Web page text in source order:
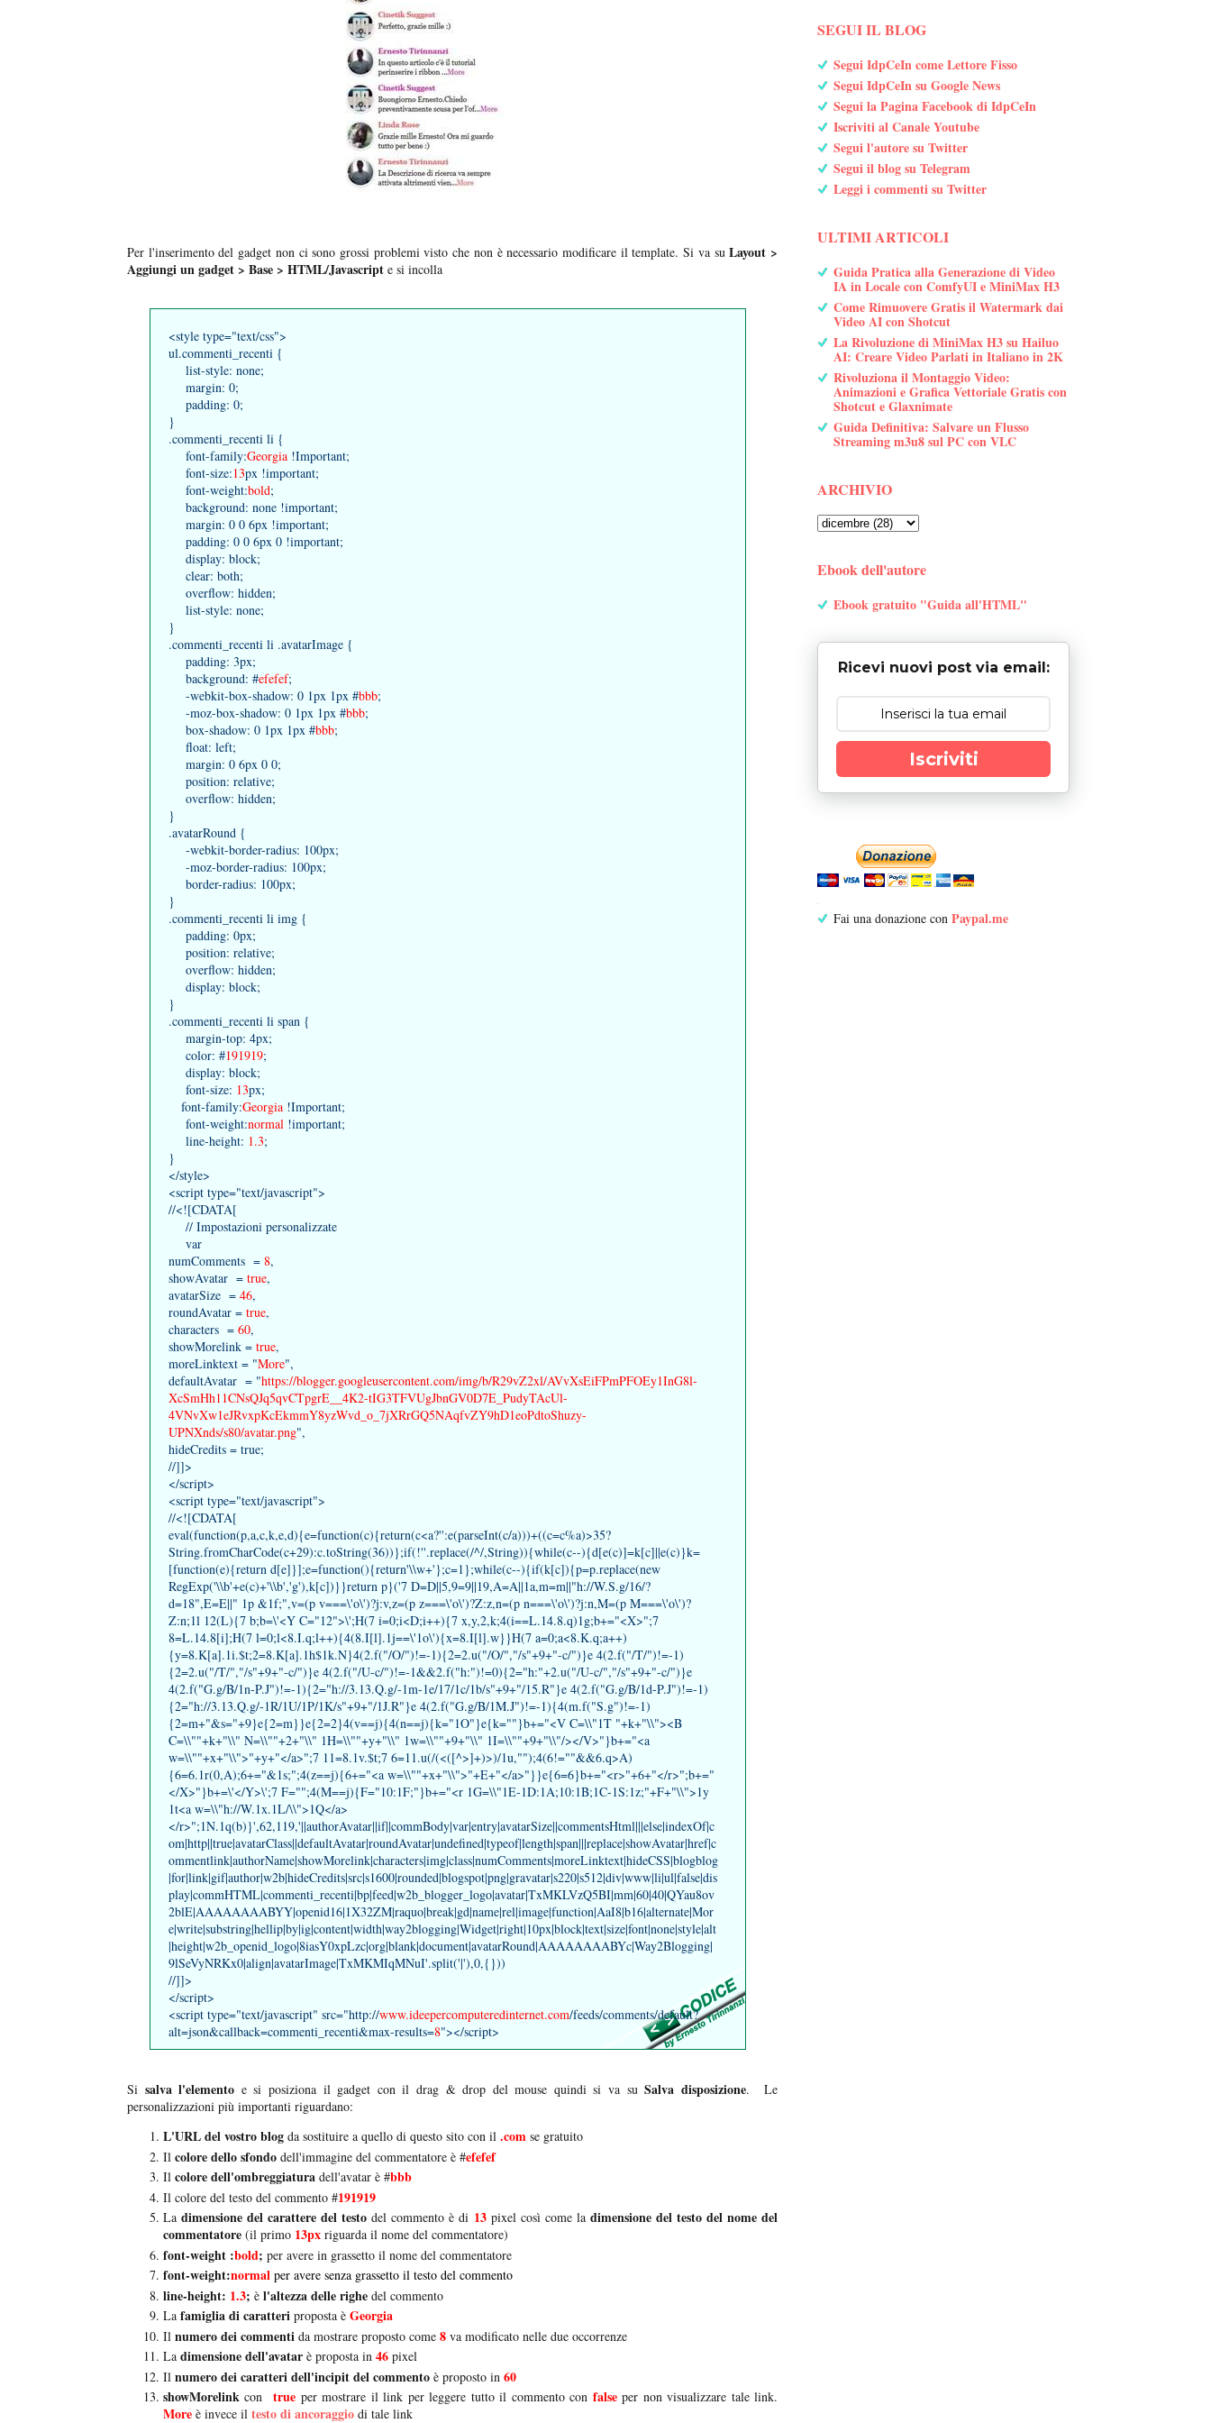
Per l'inserimento del gadget non ci sono grossi problemi visto che non è necessario modificare il template. Si va suLayout >
Aggiungi un gadget > Base > HTML/Javascript e si incolla
<style type="text/css">
ul.commenti_recenti {
list-style: none;
margin: 0;
padding: 0;
}
.commenti_recenti li {
font-family:Georgia !Important;
font-size:13px !important;
font-weight:bold;
background: none !important;
margin: 0 0 6px !important;
padding: 0 0 6px 0 !important;
display: block;
clear: both;
overflow: hidden;
list-style: none;
}
.commenti_recenti li .avatarImage {
padding: 3px;
background: #efefef;
-webkit-box-shadow: 0 1px 1px #bbb;
-moz-box-shadow: 0 1px 1px #bbb;
box-shadow: 0 1px 1px #bbb;
float: left;
margin: 0 6px 0 0;
position: relative;
overflow: hidden;
}
.avatarRound {
-webkit-border-radius: 100px;
-moz-border-radius: 100px;
border-radius: 100px;
}
.commenti_recenti li img {
padding: 0px;
position: relative;
overflow: hidden;
display: block;
}
.commenti_recenti li span {
margin-top: 4px;
color: #191919;
display: block;
font-size: 13px;
font-family:Georgia !Important;
font-weight:normal !important;
line-height: 1.3;
}
</style>
<script type="text/javascript">
//<![CDATA[
// Impostazioni personalizzate
var
numComments = 8,
showAvatar = true,
avatarSize = 46,
roundAvatar = true,
characters = 60,
showMorelink = true,
moreLinktext = "More",
defaultAvatar = "https://blogger.googleusercontent.com/img/b/R29vZ2xl/AVvXsEiFPmPFOEy1InG8l-
XcSmHh11CNsQJq5qvCTpgrE__4K2-tIG3TFVUgJbnGV0D7E_PudyTAcUl-
4VNvXw1eJRvxpKcEkmmY8yzWvd_o_7jXRrGQ5NAqfvZY9hD1eoPdtoShuzy-
UPNXnds/s80/avatar.png",
hideCredits = true;
//]]>
</script>
<script type="text/javascript">
//<![CDATA[
eval(function(p,a,c,k,e,d){e=function(c){return(c<a?'':e(parseInt(c/a)))+((c=c%a)>35?
String.fromCharCode(c+29):c.toString(36))};if(!''.replace(/^/,String)){while(c--){d[e(c)]=k[c]||e(c)}k=
[function(e){return d[e]}];e=function(){return'\\w+'};c=1};while(c--){if(k[c]){p=p.replace(new
RegExp('\\b'+e(c)+'\\b','g'),k[c])}}return p}('7 D=D||5,9=9||19,A=A||1a,m=m||"h://W.S.g/16/?
d=18",E=E||" 1p &1f;",v=(p v===\'o\')?j:v,z=(p z===\'o\')?Z:z,n=(p n===\'o\')?j:n,M=(p M===\'o\')?
Z:n;1l 12(L){7 b;b=\'<Y C="12">\';H(7 i=0;i<D;i++){7 x,y,2,k;4(i==L.14.8.q)1g;b+="<X>";7
8=L.14.8[i];H(7 l=0;l<8.I.q;l++){4(8.I[l].1j==\'1o\'){x=8.I[l].w}}H(7 a=0;a<8.K.q;a++)
{y=8.K[a].1i.$t;2=8.K[a].1h$1k.N}4(2.f("/O/")!=-1){2=2.u("/O/","/s"+9+"-c/")}e 4(2.f("/T/")!=-1)
{2=2.u("/T/","/s"+9+"-c/")}e 4(2.f("/U-c/")!=-1&&2.f("h:")!=0){2="h:"+2.u("/U-c/","/s"+9+"-c/")}e
4(2.f("G.g/B/1n-P.J")!=-1){2="h://3.13.Q.g/-1m-1e/17/1c/1b/s"+9+"/15.R"}e 4(2.f("G.g/B/1d-P.J")!=-1)
{2="h://3.13.Q.g/-1R/1U/1P/1K/s"+9+"/1J.R"}e 4(2.f("G.g/B/1M.J")!=-1){4(m.f("S.g")!=-1)
{2=m+"&s="+9}e{2=m}}e{2=2}4(v==j){4(n==j){k="1O"}e{k=""}b+="<V C=\\"1T "+k+"\\"><B
C=\\""+k+"\\" N=\\""+2+"\\" 1H=\\""+y+"\\" 1w=\\""+9+"\\" 1I=\\""+9+"\\"/></V>"}b+="<a
w=\\""+x+"\\">"+y+"</a>";7 11=8.1v.$t;7 6=11.u(/(<([^>]+)>)/1u,"");4(6!=""&&6.q>A)
{6=6.1r(0,A);6+="&1s;";4(z==j){6+="<a w=\\""+x+"\\">"+E+"</a>"}}e{6=6}b+="<r>"+6+"</r>";b+="
</X>"}b+=\'</Y>\';7 F="";4(M==j){F="10:1F;"}b+="<r 1G=\\"1E-1D:1A;10:1B;1C-1S:1z;"+F+"\\">1y
1t<a w=\\"h://W.1x.1L/\\">1Q</a>
</r>";1N.1q(b)}',62,119,'||authorAvatar||if||commBody|var|entry|avatarSize||commentsHtml|||else|indexOf|c
om|http||true|avatarClass||defaultAvatar|roundAvatar|undefined|typeof|length|span|||replace|showAvatar|href|c
ommentlink|authorName|showMorelink|characters|img|class|numComments|moreLinktext|hideCSS|blogblog
|for|link|gif|author|w2b|hideCredits|src|s1600|rounded|blogspot|png|gravatar|s220|s512|div|www|li|ul|false|dis
play|commHTML|commenti_recenti|bp|feed|w2b_blogger_logo|avatar|TxMKLVzQ5BI|mm|60|40|QYau8ov
2blE|AAAAAAAABYY|openid16|1X32ZM|raquo|break|gd|name|rel|image|function|AaI8|b16|alternate|Mor
e|write|substring|hellip|by|ig|content|width|way2blogging|Widget|right|10px|block|text|size|font|none|style|alt
|height|w2b_openid_logo|8iasY0xpLzc|org|blank|document|avatarRound|AAAAAAAABYc|Way2Blogging|
9lSeVyNRKx0|align|avatarImage|TxMKMIqMNuI'.split('|'),0,{}))
//]]>
</script>
<script type="text/javascript" src="http://www.ideepercomputeredinternet.com/feeds/comments/default?
alt=json&callback=commenti_recenti&max-results=8"></script>
Si salva l'elemento e si posiziona il gadget con il drag & drop del mouse quindi si va suSalva disposizione. Le
personalizzazioni più importanti riguardano:
L'URL del vostro blog da sostituire a quello di questo sito con il .com se gratuito
Il colore dello sfondo dell'immagine del commentatore è #efefef
Il colore dell'ombreggiatura dell'avatar è #bbb
Il colore del testo del commento #191919
Ladimensione del carattere del testo del commento è di 13pixel così come la dimensione del testo del nome del
commentatore (il primo 13px riguarda il nome del commentatore)
font-weight :bold; per avere in grassetto il nome del commentatore
font-weight:normal per avere senza grassetto il testo del commento
line-height: 1.3; è l'altezza delle righe del commento
La famiglia di caratteri proposta è Georgia
Il numero dei commenti da mostrare proposto come 8 va modificato nelle due occorrenze
La dimensione dell'avatar è proposta in 46 pixel
Il numero dei caratteri dell'incipit del commento è proposto in 60
showMorelinkcontrue per mostrare il link per leggere tutto il commento con falseper non visualizzare tale link.
More è invece il testo di ancoraggio di tale link
SEGUI IL BLOG
Segui IdpCeIn come Lettore Fisso
Segui IdpCeIn su Google News
Segui la Pagina Facebook di IdpCeIn
Iscriviti al Canale Youtube
Segui l'autore su Twitter
Segui il blog su Telegram
Leggi i commenti su Twitter
ULTIMI ARTICOLI
Guida Pratica alla Generazione di Video
IA in Locale con ComfyUI e MiniMax H3
Come Rimuovere Gratis il Watermark dai
Video AI con Shotcut
La Rivoluzione di MiniMax H3 su Hailuo
AI: Creare Video Parlati in Italiano in 2K
Rivoluziona il Montaggio Video:
Animazioni e Grafica Vettoriale Gratis con
Shotcut e Glaxnimate
Guida Definitiva: Salvare un Flusso
Streaming m3u8 sul PC con VLC
ARCHIVIO
Ebook dell'autore
Ebook gratuito "Guida all'HTML"
Ricevi nuovi post via email:
Iscriviti
Fai una donazione con Paypal.me